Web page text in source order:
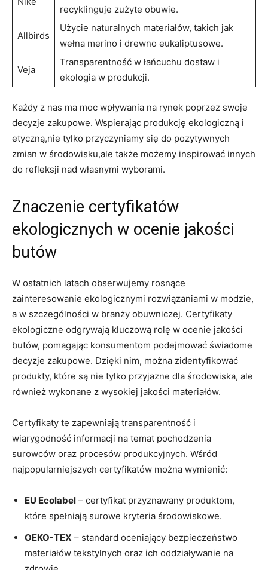
recyklinguje zużyte ⁣obuwie.
Allbirds
Użycie naturalnych materiałów, takich jak
wełna​ merino i drewno eukaliptusowe.
Veja
Transparentność‍ w łańcuchu dostaw ⁣i⁣
ekologia w ⁣produkcji.
Każdy ‌z nas⁤ ma moc⁤ wpływania na rynek poprzez swoje ​
decyzje zakupowe. ⁤Wspierając produkcję⁣ ekologiczną i
etyczną,nie tylko ‌przyczyniamy⁢ się do pozytywnych‍
zmian w środowisku,ale także możemy inspirować innych⁤
do refleksji⁢ nad ⁢własnymi⁣ wyborami.
Znaczenie​ certyfikatów
ekologicznych ⁤w ocenie jakości
butów
W ostatnich​ latach obserwujemy rosnące​
zainteresowanie ekologicznymi ​rozwiązaniami ‍w modzie,
a w szczególności w ​branży⁣ obuwniczej. Certyfikaty
ekologiczne odgrywają kluczową rolę w ocenie ​jakości
⁤butów, pomagając konsumentom podejmować ⁤świadome
decyzje zakupowe. Dzięki nim, można zidentyfikować ​
produkty,‌ które są nie tylko ⁢przyjazne ‍dla środowiska, ale⁣
również⁢ wykonane z⁢ wysokiej jakości materiałów.
Certyfikaty te zapewniają transparentność‌ i⁣
wiarygodność informacji na temat pochodzenia⁤
surowców oraz procesów⁣ produkcyjnych. Wśród
‌najpopularniejszych certyfikatów‍ można ‌wymienić:
EU Ecolabel – certyfikat ⁤przyznawany‍ produktom,
które spełniają surowe kryteria środowiskowe.
OEKO-TEX – standard⁣ oceniający bezpieczeństwo‍
materiałów tekstylnych oraz ich oddziaływanie na